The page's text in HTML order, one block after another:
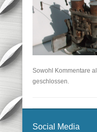
Sowohl Kommentare
geschlossen.
Social Media